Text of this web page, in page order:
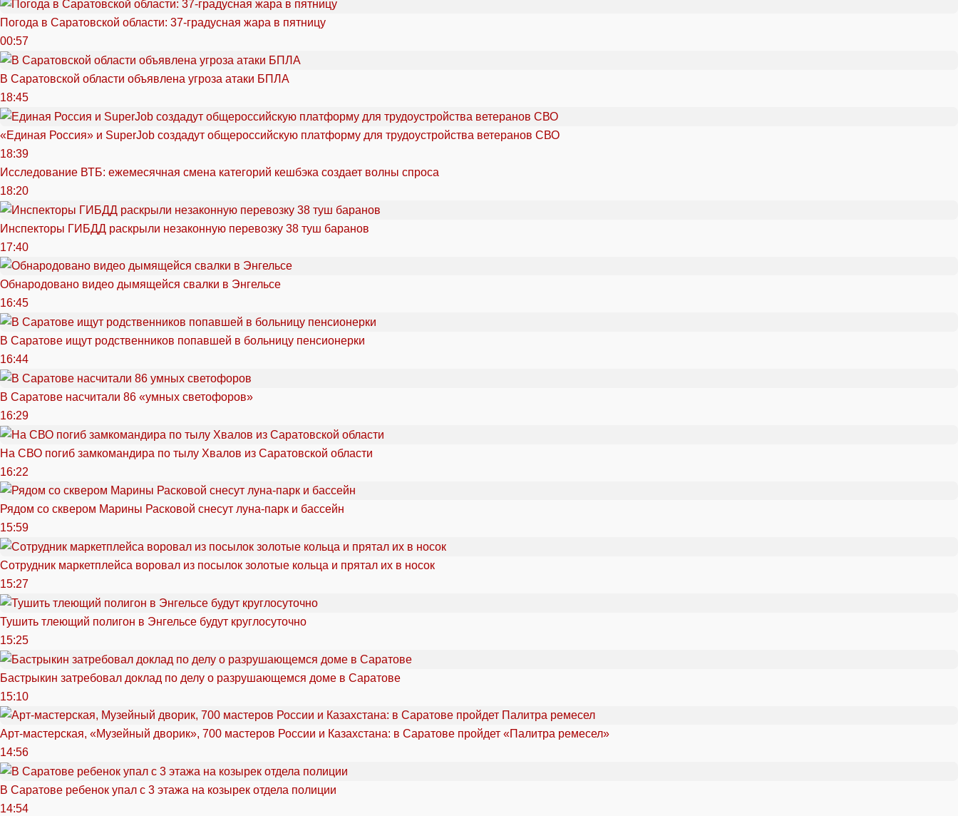
Погода в Саратовской области: 37-градусная жара в пятницу
00:57
В Саратовской области объявлена угроза атаки БПЛА
18:45
«Единая Россия» и SuperJob создадут общероссийскую платформу для трудоустройства ветеранов СВО
18:39
Исследование ВТБ: ежемесячная смена категорий кешбэка создает волны спроса
18:20
Инспекторы ГИБДД раскрыли незаконную перевозку 38 туш баранов
17:40
Обнародовано видео дымящейся свалки в Энгельсе
16:45
В Саратове ищут родственников попавшей в больницу пенсионерки
16:44
В Саратове насчитали 86 «умных светофоров»
16:29
На СВО погиб замкомандира по тылу Хвалов из Саратовской области
16:22
Рядом со сквером Марины Расковой снесут луна-парк и бассейн
15:59
Сотрудник маркетплейса воровал из посылок золотые кольца и прятал их в носок
15:27
Тушить тлеющий полигон в Энгельсе будут круглосуточно
15:25
Бастрыкин затребовал доклад по делу о разрушающемся доме в Саратове
15:10
Арт-мастерская, «Музейный дворик», 700 мастеров России и Казахстана: в Саратове пройдет «Палитра ремесел»
14:56
В Саратове ребенок упал с 3 этажа на козырек отдела полиции
14:54